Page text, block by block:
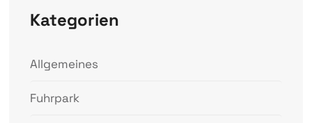
Kategorien
Allgemeines
Fuhrpark